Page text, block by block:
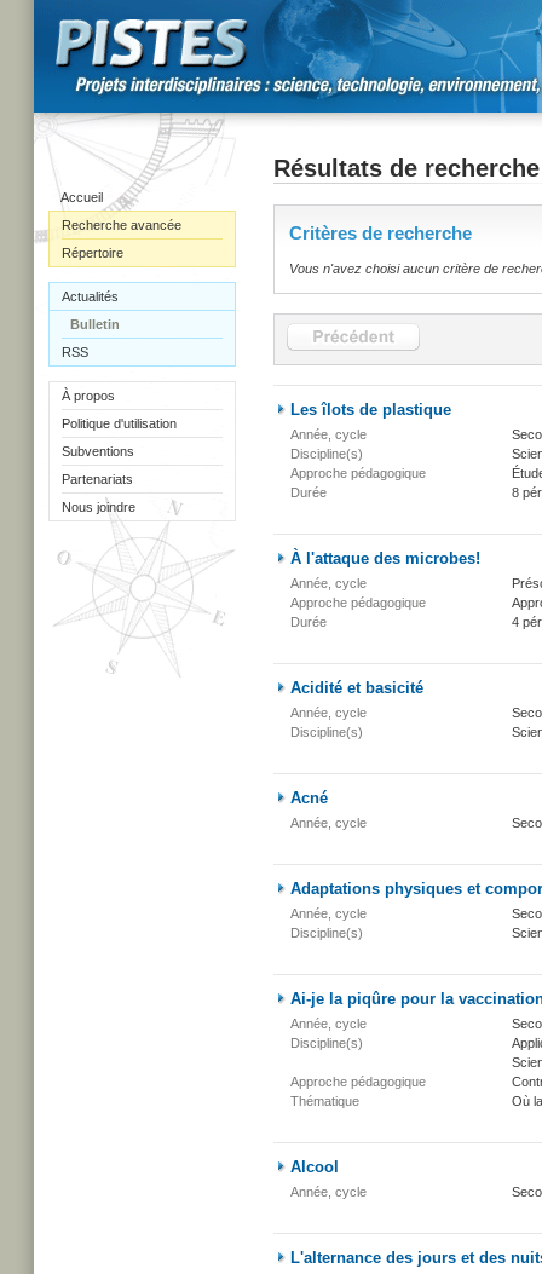
Accueil
Recherche avancée
Répertoire
Actualités
Bulletin
RSS
À propos
Politique d'utilisation
Subventions
Partenariats
Nous joindre
Résultats de recherche
Critères de recherche
Vous n'avez choisi aucun critère de
Les îlots de plastique
Année, cycle
Discipline(s)
Approche pédagogique
Durée
8
À l'attaque des microbes!
Année, cycle
Approche pédagogique
Durée
4
Acidité et basicité
Année, cycle
Discipline(s)
Acné
Année, cycle
Adaptations physiques et
Année, cycle
Discipline(s)
Ai-je la piqûre pour la
Année, cycle
Discipline(s)
Approche pédagogique
Thématique
Où
Alcool
Année, cycle
L'alternance des jours et des